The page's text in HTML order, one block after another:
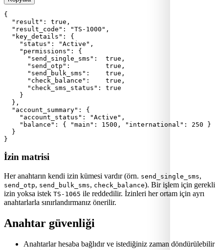
{
  "result": true,
  "result_code": "TS-1000",
  "key_details": {
    "status": "Active",
    "permissions": {
      "send_single_sms":  true,
      "send_otp":         true,
      "send_bulk_sms":    true,
      "check_balance":    true,
      "check_sms_status": true
    }
  },
  "account_summary": {
    "account_status": "Active",
    "balance": { "main": 1500, "international": 250 }
  }
}
İzin matrisi
Her anahtarın kendi izin kümesi vardır (örn. send_single_sms,
send_otp, send_bulk_sms, check_balance). Bir işlem için gerekli
izin yoksa istek TS-1065 ile reddedilir. İzinleri her ortam için ayrı
anahtarlarla sınırlandırmanız önerilir.
Anahtar güvenliği
Anahtarlar hesaba bağlıdır ve istediğiniz zaman döndürülebilir